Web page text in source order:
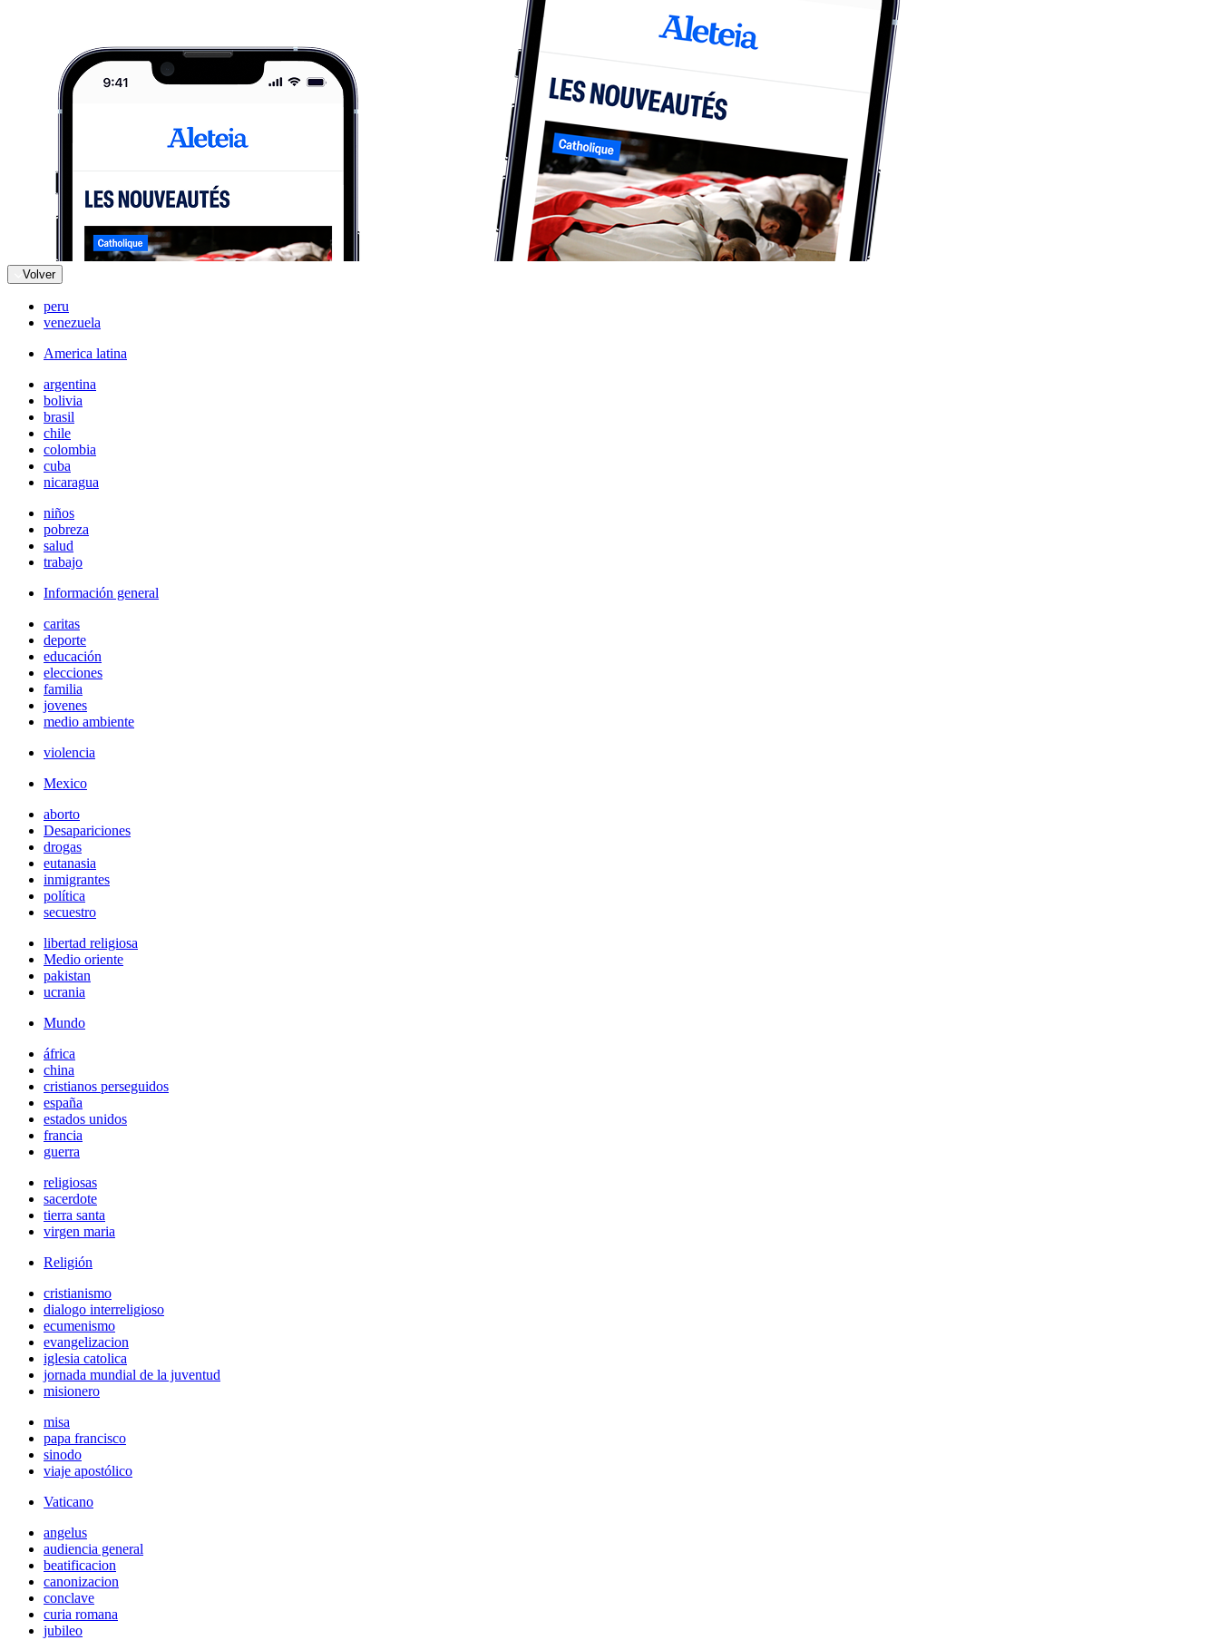
Volver
peru
venezuela
America latina
argentina
bolivia
brasil
chile
colombia
cuba
nicaragua
niños
pobreza
salud
trabajo
Información general
caritas
deporte
educación
elecciones
familia
jovenes
medio ambiente
violencia
Mexico
aborto
Desapariciones
drogas
eutanasia
inmigrantes
política
secuestro
libertad religiosa
Medio oriente
pakistan
ucrania
Mundo
áfrica
china
cristianos perseguidos
españa
estados unidos
francia
guerra
religiosas
sacerdote
tierra santa
virgen maria
Religión
cristianismo
dialogo interreligioso
ecumenismo
evangelizacion
iglesia catolica
jornada mundial de la juventud
misionero
misa
papa francisco
sinodo
viaje apostólico
Vaticano
angelus
audiencia general
beatificacion
canonizacion
conclave
curia romana
jubileo